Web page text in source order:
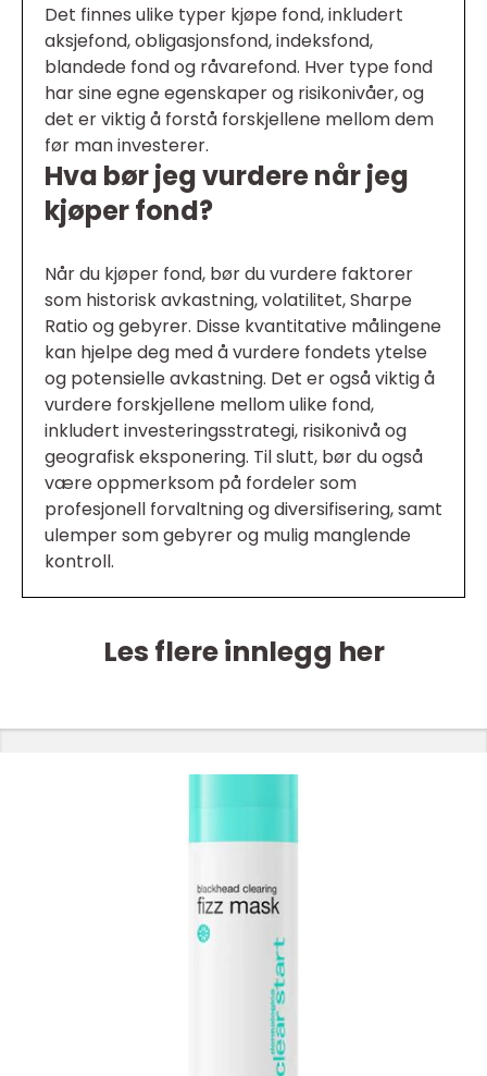
Det finnes ulike typer kjøpe fond, inkludert
aksjefond, obligasjonsfond, indeksfond,
blandede fond og råvarefond. Hver type fond
har sine egne egenskaper og risikonivåer, og
det er viktig å forstå forskjellene mellom dem
før man investerer.
Hva bør jeg vurdere når jeg
kjøper fond?
Når du kjøper fond, bør du vurdere faktorer
som historisk avkastning, volatilitet, Sharpe
Ratio og gebyrer. Disse kvantitative målingene
kan hjelpe deg med å vurdere fondets ytelse
og potensielle avkastning. Det er også viktig å
vurdere forskjellene mellom ulike fond,
inkludert investeringsstrategi, risikonivå og
geografisk eksponering. Til slutt, bør du også
være oppmerksom på fordeler som
profesjonell forvaltning og diversifisering, samt
ulemper som gebyrer og mulig manglende
kontroll.
Les flere innlegg her